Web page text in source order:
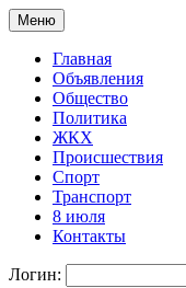
Меню
Главная
Объявления
Общество
Политика
ЖКХ
Происшествия
Спорт
Транспорт
8 июля
Контакты
Логин: